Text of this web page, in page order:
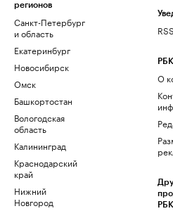
регионов
Санкт-Петербург
и область
Екатеринбург
Новосибирск
Омск
Башкортостан
Вологодская
область
Калининград
Краснодарский
край
Нижний
Новгород
РБК
О
РБК